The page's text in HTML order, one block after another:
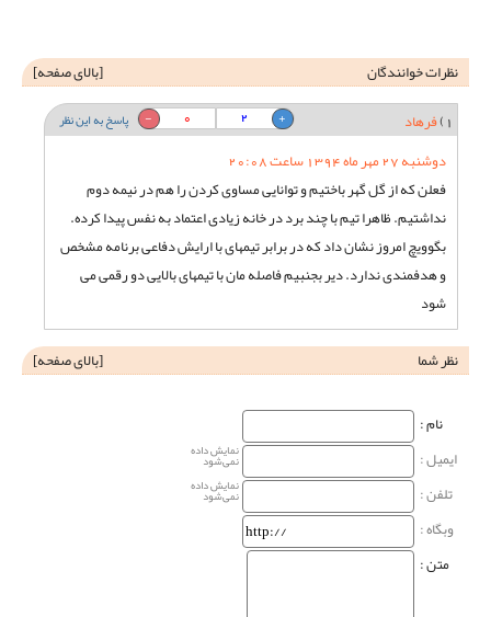
نظرات خوانندگان [بالای صفحه]
1) فرهاد پاسخ به این نظر 0
2
دوشنبه 27 مهر ماه 1394 ساعت 20:08
فعلن که از گل گهر باختیم و توانایی مساوی کردن را هم در نیمه دوم
نداشتیم. ظاهرا تیم با چند برد در خانه زیادی اعتماد به نفس پیدا کرده.
بگوویچ امروز نشان داد که در برابر تیمهای با ارایش دفاعی برنامه مشخص
و هدفمندی ندارد. دیر بجنبیم فاصله مان با تیمهای بالایی دو رقمی می
شود
نظر شما
[بالای صفحه]
نام‌ :
ایمیل :
نمایش داده
نمی‌شود
تلفن : نمایش داده
نمی‌شود
وبگاه‌ :
متن :